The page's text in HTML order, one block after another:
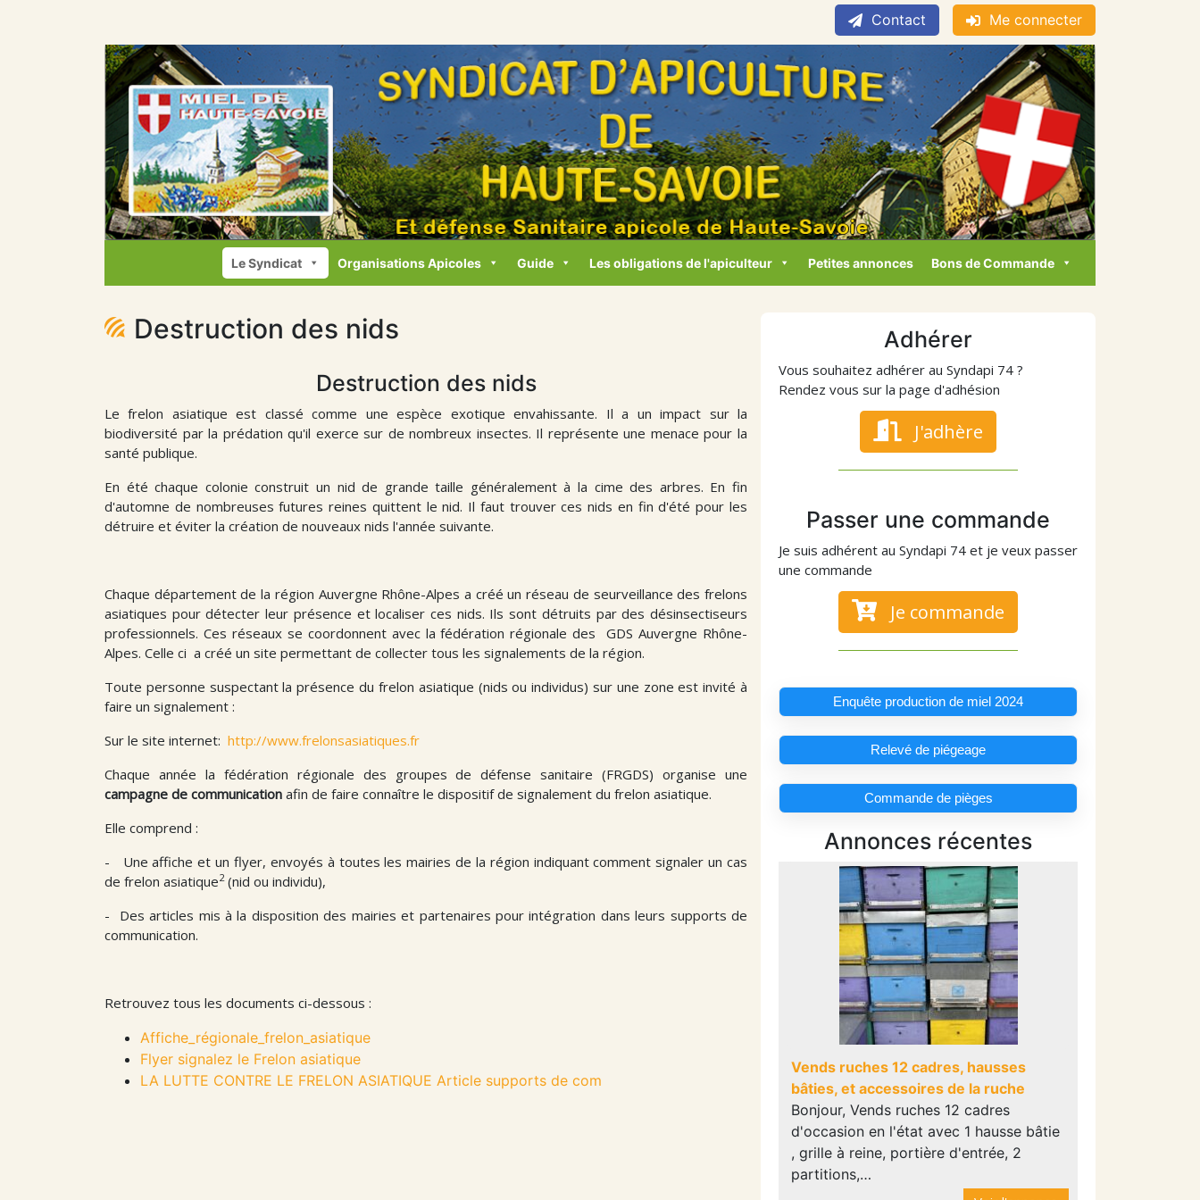
Contact Me connecter
Le Syndicat Organisations Apicoles Guide Les obligations de l'apiculteur Petites annonces Bons de Commande
Destruction des nids
Destruction des nids
Le frelon asiatique est classé comme une espèce exotique envahissante. Il a un impact sur la
biodiversité par la prédation qu'il exerce sur de nombreux insectes. Il représente une menace pour la
santé publique.
En été chaque colonie construit un nid de grande taille généralement à la cime des arbres. En fin
d'automne de nombreuses futures reines quittent le nid. Il faut trouver ces nids en fin d'été pour les
détruire et éviter la création de nouveaux nids l'année suivante.
Chaque département de la région Auvergne Rhône-Alpes a créé un réseau de seurveillance des frelons
asiatiques pour détecter leur présence et localiser ces nids. Ils sont détruits par des désinsectiseurs
professionnels. Ces réseaux se coordonnent avec la fédération régionale des GDS Auvergne Rhône-
Alpes. Celle ci a créé un site permettant de collecter tous les signalements de la région.
Toute personne suspectant la présence du frelon asiatique (nids ou individus) sur une zone est invité à
faire un signalement :
Sur le site internet: http://www.frelonsasiatiques.fr
Chaque année la fédération régionale des groupes de défense sanitaire (FRGDS) organise une
campagne de communication afin de faire connaître le dispositif de signalement du frelon asiatique.
Elle comprend :
- Une affiche et un flyer, envoyés à toutes les mairies de la région indiquant comment signaler un cas
de frelon asiatique2(nid ou individu),
- Des articles mis à la disposition des mairies et partenaires pour intégration dans leurs supports de
communication.
Retrouvez tous les documents ci-dessous :
Affiche_régionale_frelon_asiatique
Flyer signalez le Frelon asiatique
LA LUTTE CONTRE LE FRELON ASIATIQUE Article supports de com
Adhérer
Vous souhaitez adhérer au Syndapi 74 ?
Rendez vous sur la page d'adhésion
J'adhère
Passer une commande
Je suis adhérent au Syndapi 74 et je veux passer
une commande
Je commande
Enquête production de miel 2024
Relevé de piégeage
Commande de pièges
Annonces récentes
Vends ruches 12 cadres, hausses
bâties, et accessoires de la ruche
Bonjour, Vends ruches 12 cadres
d'occasion en l'état avec 1 hausse bâtie
, grille à reine, portière d'entrée, 2
partitions,…